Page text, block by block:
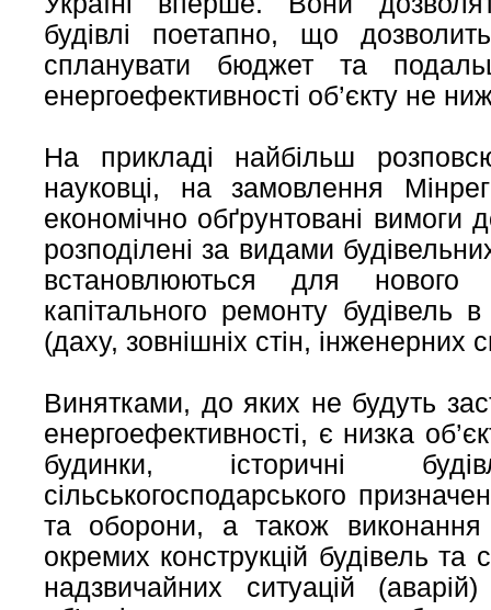
будівлі поетапно, що
спланувати бюджет та
енергоефективності об’єкту не
На прикладі найбільш
науковці, на замовлення
економічно обґрунтовані вимоги
розподілені за видами
встановлюються для нового
капітального ремонту будівель
(даху, зовнішніх стін, інженерних
Винятками, до яких не будуть
енергоефективності, є низка
будинки, історичні
сільськогосподарського
та оборони, а також виконання
окремих конструкцій будівель та
надзвичайних ситуацій